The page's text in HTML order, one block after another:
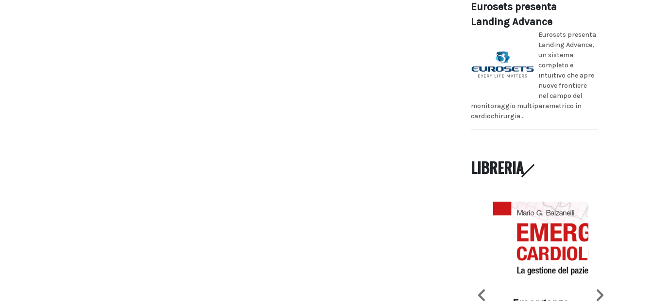
Eurosets presenta
Landing Advance
Eurosets presenta
Landing Advance,
un sistema
completo e
intuitivo che apre
nuove frontiere
nel campo del
monitoraggio multiparametrico in
cardiochirurgia...
LIBRERIA